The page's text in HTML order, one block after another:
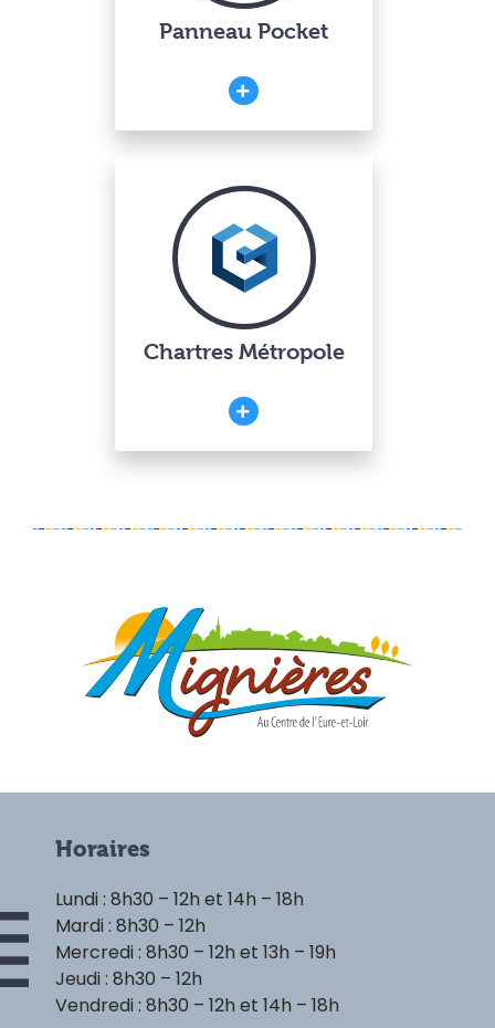
Panneau Pocket
Chartres Métropole
Horaires
Lundi : 8h30 – 12h et 14h – 18h
Mardi : 8h30 – 12h
Mercredi : 8h30 – 12h et 13h – 19h
Jeudi : 8h30 – 12h
Vendredi : 8h30 – 12h et 14h – 18h